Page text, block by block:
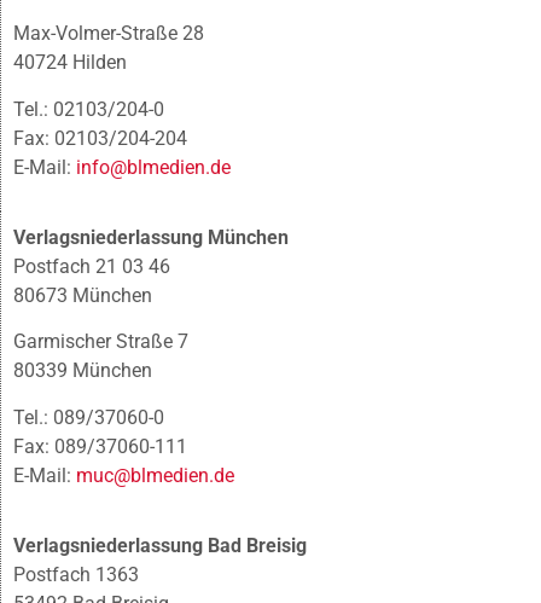
Max-Volmer-Straße 28
40724 Hilden
Tel.: 02103/204-0
Fax: 02103/204-204
E-Mail: info@blmedien.de
Verlagsniederlassung München
Postfach 21 03 46
80673 München
Garmischer Straße 7
80339 München
Tel.: 089/37060-0
Fax: 089/37060-111
E-Mail: muc@blmedien.de
Verlagsniederlassung Bad Breisig
Postfach 1363